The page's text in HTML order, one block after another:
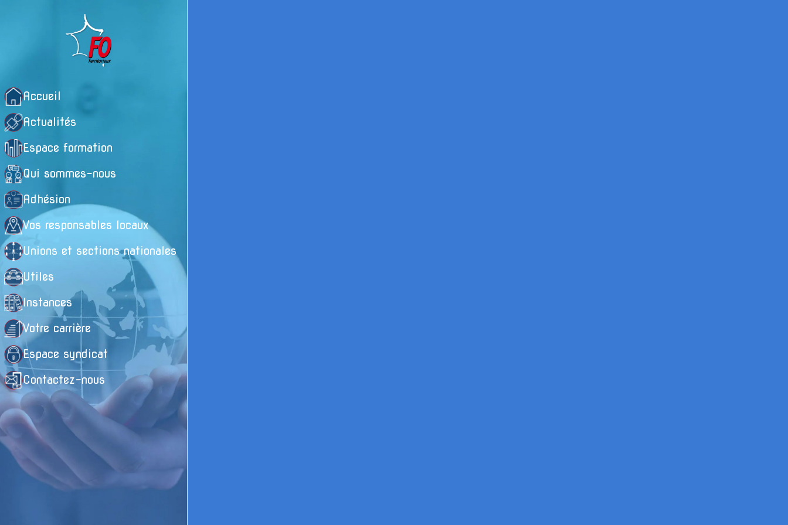
Accueil
Actualités
Espace formation
Qui sommes-nous
Adhésion
Vos responsables locaux
Unions et sections nationales
Utiles
Instances
Votre carrière
Espace syndicat
Contactez-nous